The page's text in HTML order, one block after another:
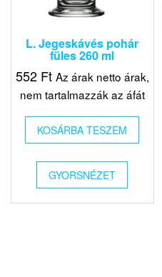
L. Jegeskávés pohár
füles 260 ml
552 Ft Az árak netto árak,
nem tartalmazzák az áfát
KOSÁRBA TESZEM
GYORSNÉZET